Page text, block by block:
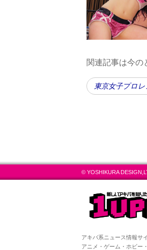
関連記事は今の
東京女子プロレ
© YOSHIKURA
アキバ系ニュース情報サ
アニメ・ゲーム・ホビー